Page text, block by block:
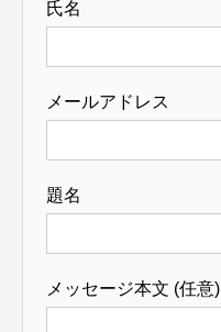
氏名
メールアドレス
題名
メッセージ本文 (任意)